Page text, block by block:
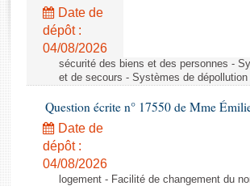
Rapports législatifs
Rapports sur l'application des lois
Baromètre de l’application des lois
Dossiers législatifs
Budget et sécurité sociale
Questions écrites et orales
Comptes rendus des débats
Date de
dépôt :
04/08/2026
sécurité des biens et des personnes -
et de secours - Systèmes de
Question écrite n° 17550 de Mme
Date de
dépôt :
04/08/2026
logement - Facilité de changement du